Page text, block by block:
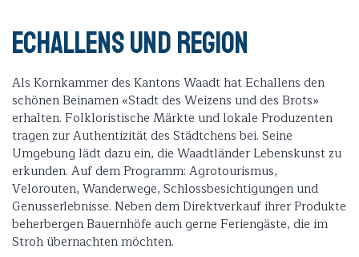
Echallens und Region
Als Kornkammer des Kantons Waadt hat Echallens den
schönen Beinamen «Stadt des Weizens und des Brots»
erhalten. Folkloristische Märkte und lokale Produzenten
tragen zur Authentizität des Städtchens bei. Seine
Umgebung lädt dazu ein, die Waadtländer Lebenskunst zu
erkunden. Auf dem Programm: Agrotourismus,
Velorouten, Wanderwege, Schlossbesichtigungen und
Genusserlebnisse. Neben dem Direktverkauf ihrer Produkte
beherbergen Bauernhöfe auch gerne Feriengäste, die im
Stroh übernachten möchten.